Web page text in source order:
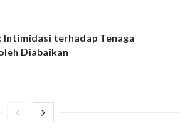
Intimidasi terhadap Tenaga
Diabaikan